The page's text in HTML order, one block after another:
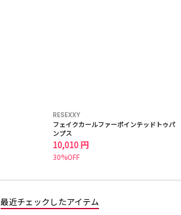
RESEXXY
フェイクカールファーポインテッドトゥパ
ンプス
10,010 円
30%OFF
最近チェックしたアイテム